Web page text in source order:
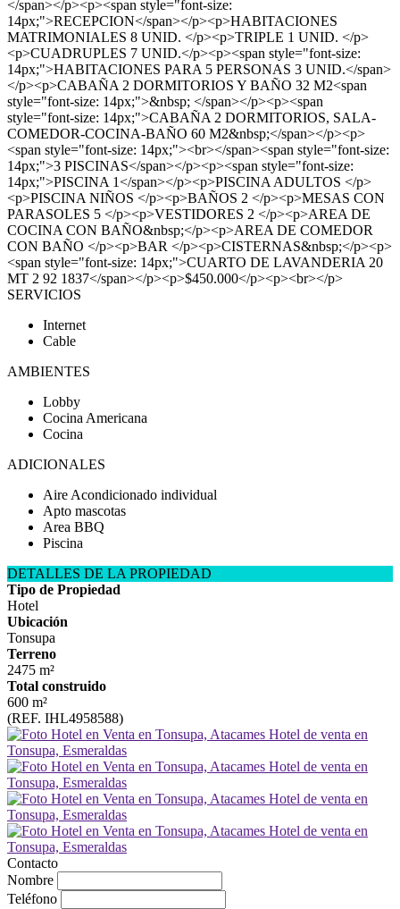
</span></p><p><span style="font-size:
14px;">RECEPCION</span></p><p>HABITACIONES
MATRIMONIALES 8 UNID. </p><p>TRIPLE 1 UNID. </p>
<p>CUADRUPLES 7 UNID.</p><p><span style="font-size:
14px;">HABITACIONES PARA 5 PERSONAS 3 UNID.</span>
</p><p>CABAÑA 2 DORMITORIOS Y BAÑO 32 M2<span
style="font-size: 14px;">&nbsp; </span></p><p><span
style="font-size: 14px;">CABAÑA 2 DORMITORIOS, SALA-
COMEDOR-COCINA-BAÑO 60 M2&nbsp;</span></p><p>
<span style="font-size: 14px;"><br></span><span style="font-size:
14px;">3 PISCINAS</span></p><p><span style="font-size:
14px;">PISCINA 1</span></p><p>PISCINA ADULTOS </p>
<p>PISCINA NIÑOS </p><p>BAÑOS 2 </p><p>MESAS CON
PARASOLES 5 </p><p>VESTIDORES 2 </p><p>AREA DE
COCINA CON BAÑO&nbsp;</p><p>AREA DE COMEDOR
CON BAÑO </p><p>BAR </p><p>CISTERNAS&nbsp;</p><p>
<span style="font-size: 14px;">CUARTO DE LAVANDERIA 20
MT 2 92 1837</span></p><p>$450.000</p><p><br></p>
SERVICIOS
Internet
Cable
AMBIENTES
Lobby
Cocina Americana
Cocina
ADICIONALES
Aire Acondicionado individual
Apto mascotas
Area BBQ
Piscina
DETALLES DE LA PROPIEDAD
Tipo de Propiedad
Hotel
Ubicación
Tonsupa
Terreno
2475 m²
Total construido
600 m²
(REF. IHL4958588)
Contacto
Nombre
Teléfono